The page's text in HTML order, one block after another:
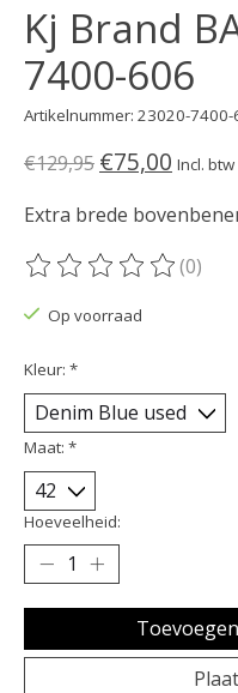
Kj Brand
7400-606
Artikelnummer: 23020-7400-
€129,95 €75,00 Incl. btw
Extra brede
De beoordeling van dit
(0)
Op voorraad
Kleur: *
Maat: *
Hoeveelheid: